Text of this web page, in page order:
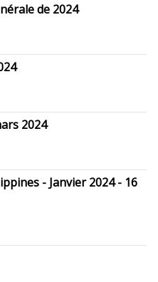
de 2024
2024
- Janvier 2024 - 16